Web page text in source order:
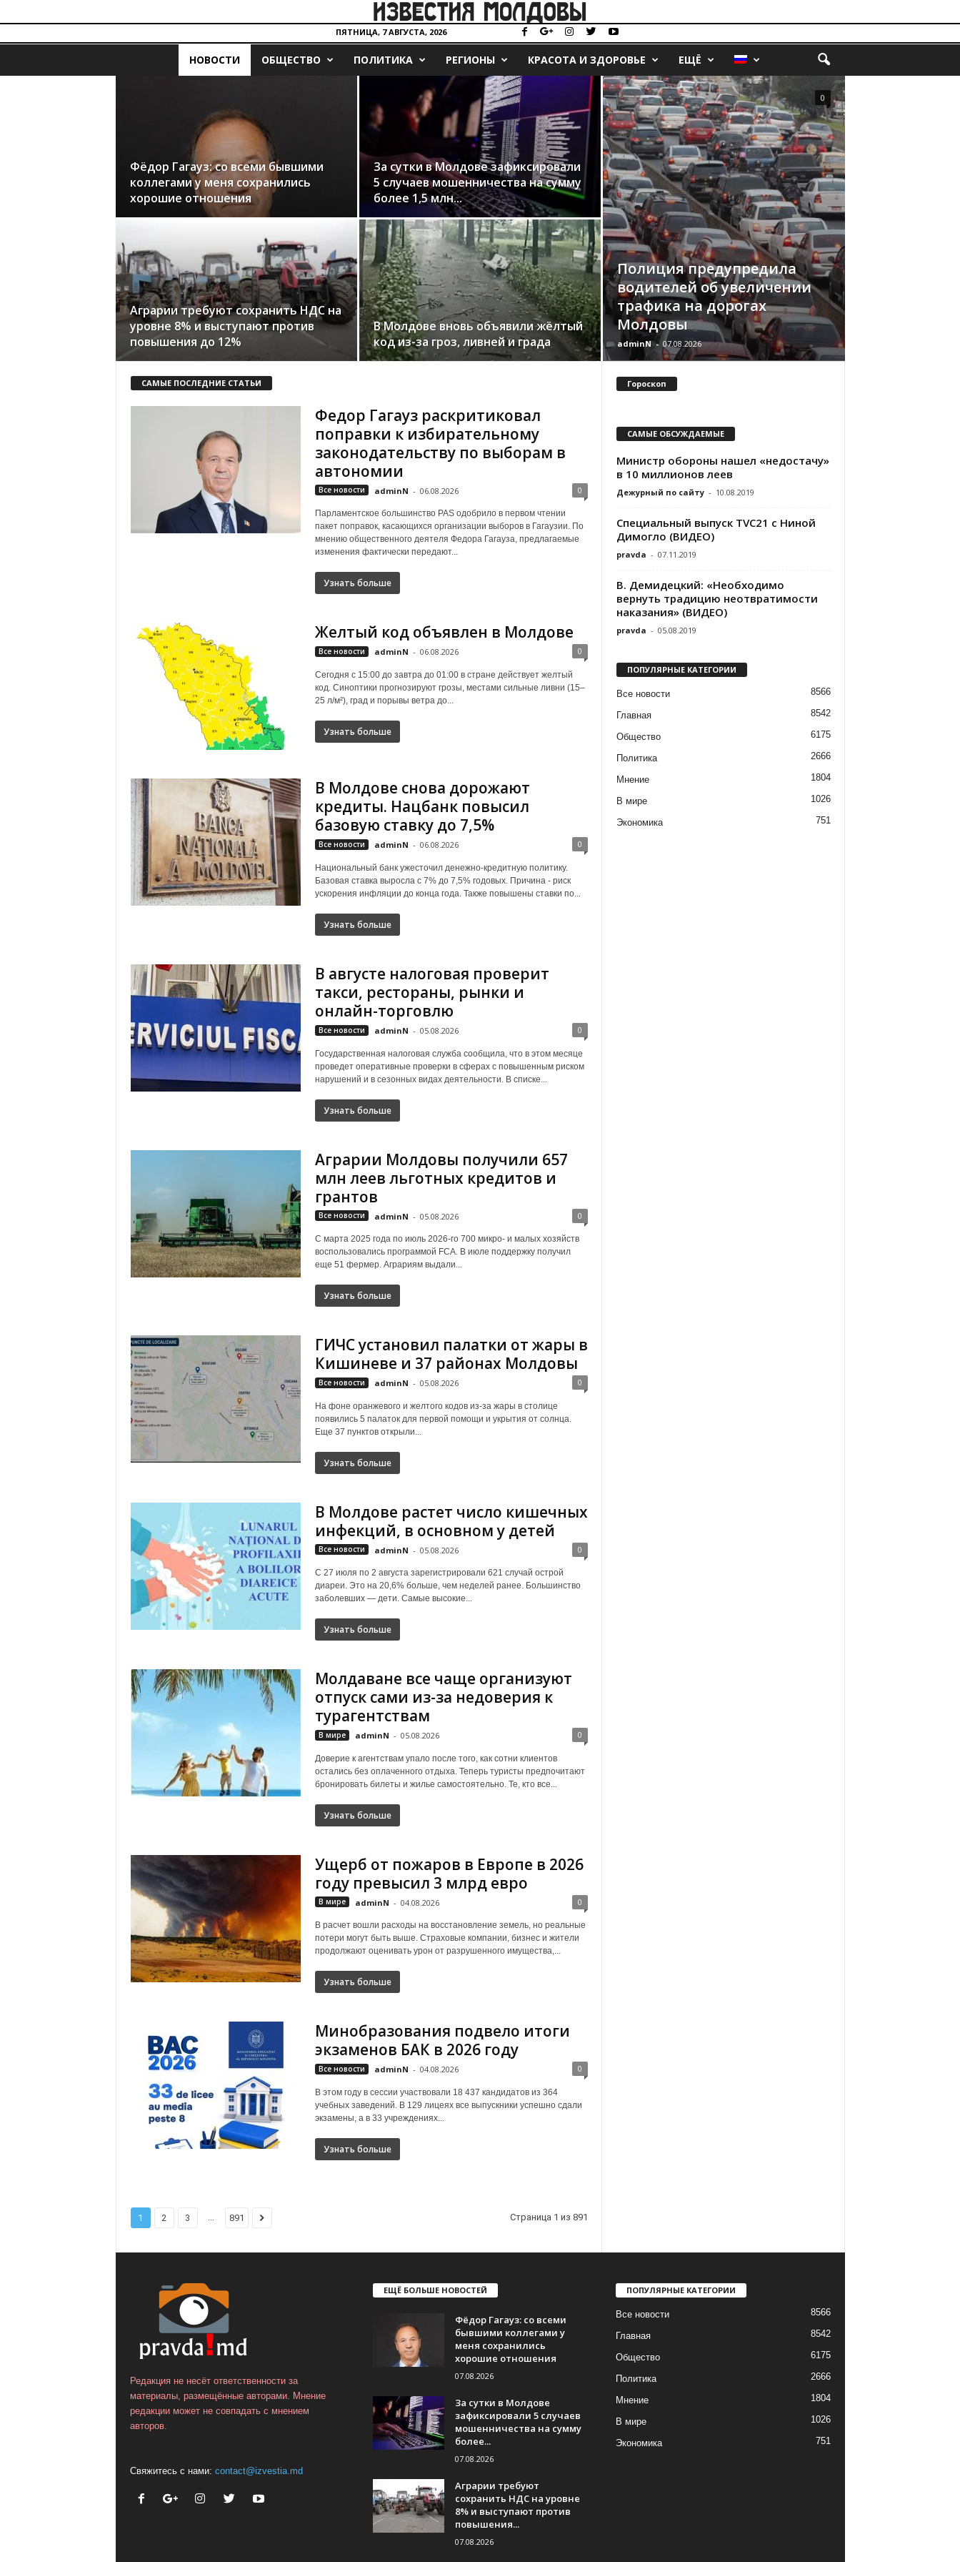
i
v
t
ПЯТНИЦА, 7 АВГУСТА, 2026
НОВОСТИ ОБЩЕСТВО ПОЛИТИКА РЕГИОНЫ КРАСОТА И ЗДОРОВЬЕ ЕЩЁ
Фёдор Гагауз: со всеми бывшими
коллегами у меня сохранились
хорошие отношения
За сутки в Молдове зафиксировали
5 случаев мошенничества на сумму
более 1,5 млн...
Аграрии требуют сохранить НДС на
уровне 8% и выступают против
повышения до 12%
В Молдове вновь объявили жёлтый
код из-за гроз, ливней и града
Полиция предупредила
водителей об увеличении
трафика на дорогах
Молдовы
adminN - 07.08.2026
0
САМЫЕ ПОСЛЕДНИЕ СТАТЬИ
Федор Гагауз раскритиковал
поправки к избирательному
законодательству по выборам в
автономии
Все новости adminN - 06.08.2026 0
Парламентское большинство PAS одобрило в первом чтении
пакет поправок, касающихся организации выборов в Гагаузии. По
мнению общественного деятеля Федора Гагауза, предлагаемые
изменения фактически передают...
Узнать больше
Желтый код объявлен в Молдове
Все новости adminN - 06.08.2026 0
Сегодня с 15:00 до завтра до 01:00 в стране действует желтый
код. Синоптики прогнозируют грозы, местами сильные ливни (15–
25 л/м²), град и порывы ветра до...
Узнать больше
В Молдове снова дорожают
кредиты. Нацбанк повысил
базовую ставку до 7,5%
Все новости adminN - 06.08.2026 0
Национальный банк ужесточил денежно-кредитную политику.
Базовая ставка выросла с 7% до 7,5% годовых. Причина - риск
ускорения инфляции до конца года. Также повышены ставки по...
Узнать больше
В августе налоговая проверит
такси, рестораны, рынки и
онлайн-торговлю
Все новости adminN - 05.08.2026 0
Государственная налоговая служба сообщила, что в этом месяце
проведет оперативные проверки в сферах с повышенным риском
нарушений и в сезонных видах деятельности. В списке...
Узнать больше
Аграрии Молдовы получили 657
млн леев льготных кредитов и
грантов
Все новости adminN - 05.08.2026 0
С марта 2025 года по июль 2026-го 700 микро- и малых хозяйств
воспользовались программой FCA. В июле поддержку получил
еще 51 фермер. Аграриям выдали...
Узнать больше
ГИЧС установил палатки от жары в
Кишиневе и 37 районах Молдовы
Все новости adminN - 05.08.2026 0
На фоне оранжевого и желтого кодов из-за жары в столице
появились 5 палаток для первой помощи и укрытия от солнца.
Еще 37 пунктов открыли...
Узнать больше
В Молдове растет число кишечных
инфекций, в основном у детей
Все новости adminN - 05.08.2026 0
С 27 июля по 2 августа зарегистрировали 621 случай острой
диареи. Это на 20,6% больше, чем неделей ранее. Большинство
заболевших — дети. Самые высокие...
Узнать больше
Молдаване все чаще организуют
отпуск сами из-за недоверия к
турагентствам
В мире adminN - 05.08.2026 0
Доверие к агентствам упало после того, как сотни клиентов
остались без оплаченного отдыха. Теперь туристы предпочитают
бронировать билеты и жилье самостоятельно. Те, кто все...
Узнать больше
Ущерб от пожаров в Европе в 2026
году превысил 3 млрд евро
В мире adminN - 04.08.2026 0
В расчет вошли расходы на восстановление земель, но реальные
потери могут быть выше. Страховые компании, бизнес и жители
продолжают оценивать урон от разрушенного имущества,...
Узнать больше
Минобразования подвело итоги
экзаменов БАК в 2026 году
Все новости adminN - 04.08.2026 0
В этом году в сессии участвовали 18 437 кандидатов из 364
учебных заведений. В 129 лицеях все выпускники успешно сдали
экзамены, а в 33 учреждениях...
Узнать больше
1 2 3 891 Страница 1 из 891
Гороскоп
САМЫЕ ОБСУЖДАЕМЫЕ
Министр обороны нашел «недостачу»
в 10 миллионов леев
Дежурный по сайту - 10.08.2019
Специальный выпуск TVC21 с Ниной
Димогло (ВИДЕО)
pravda - 07.11.2019
В. Демидецкий: «Необходимо
вернуть традицию неотвратимости
наказания» (ВИДЕО)
pravda - 05.08.2019
ПОПУЛЯРНЫЕ КАТЕГОРИИ
Все новости 8566
Главная 8542
Общество 6175
Политика 2666
Мнение 1804
В мире 1026
Экономика 751
Редакция не несёт ответственности за
материалы, размещённые авторами. Мнение
редакции может не совпадать с мнением
авторов.
Свяжитесь с нами: contact@izvestia.md
ЕЩЁ БОЛЬШЕ НОВОСТЕЙ
Фёдор Гагауз: со всеми
бывшими коллегами у
меня сохранились
хорошие отношения
07.08.2026
За сутки в Молдове
зафиксировали 5 случаев
мошенничества на сумму
более...
07.08.2026
Аграрии требуют
сохранить НДС на уровне
8% и выступают против
повышения...
07.08.2026
ПОПУЛЯРНЫЕ КАТЕГОРИИ
Все новости 8566
Главная 8542
Общество 6175
Политика 2666
Мнение 1804
В мире 1026
Экономика 751